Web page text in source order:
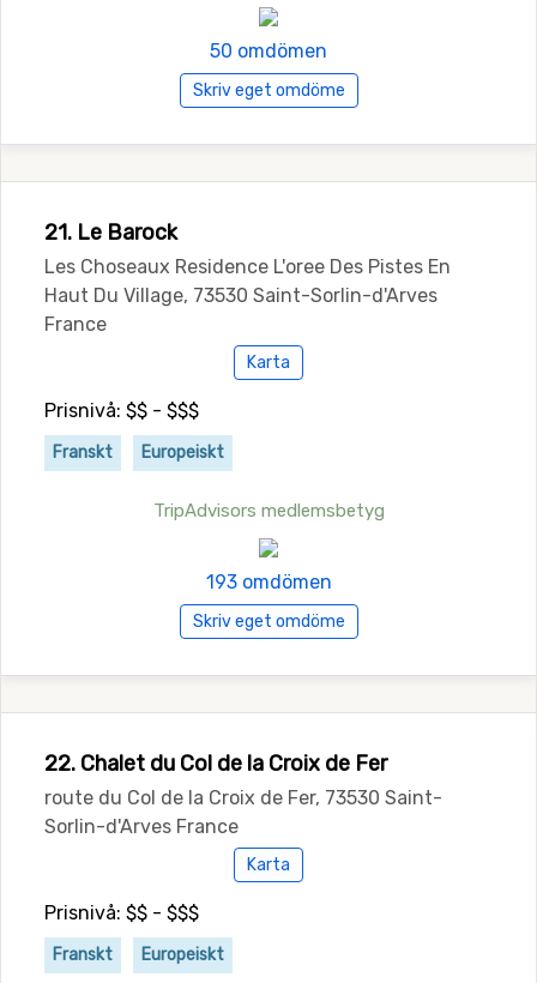
50 omdömen
Skriv eget omdöme
21. Le Barock
Les Choseaux Residence L'oree Des Pistes En
Haut Du Village, 73530 Saint-Sorlin-d'Arves
France
Karta
Prisnivå: $$ - $$$
Franskt Europeiskt
TripAdvisors medlemsbetyg
193 omdömen
Skriv eget omdöme
22. Chalet du Col de la Croix de Fer
route du Col de la Croix de Fer, 73530 Saint-
Sorlin-d'Arves France
Karta
Prisnivå: $$ - $$$
Franskt Europeiskt